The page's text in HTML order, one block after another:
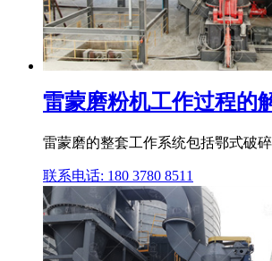
雷蒙磨粉机工作过程的
雷蒙磨的整套工作系统包括鄂式破
联系电话: 180 3780 8511